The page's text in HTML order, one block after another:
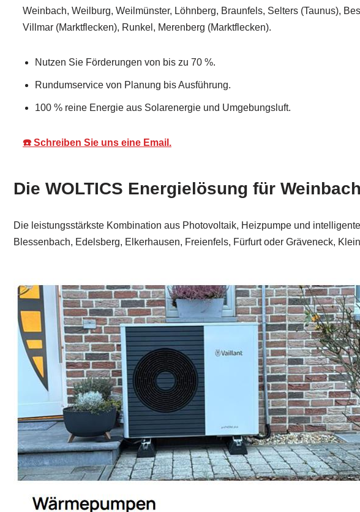
Weinbach, Weilburg, Weilmünster, Löhnberg, Braunfels, Selters (Taunus),
Villmar (Marktflecken), Runkel, Merenberg (Marktflecken).
Nutzen Sie Förderungen von bis zu 70 %.
Rundumservice von Planung bis Ausführung.
100 % reine Energie aus Solarenergie und Umgebungsluft.
☎️ Schreiben Sie uns eine Email.
Die WOLTICS Energielösung für Weinbach
Die leistungsstärkste Kombination aus Photovoltaik, Heizpumpe und
Blessenbach, Edelsberg, Elkerhausen, Freienfels, Fürfurt oder Gräveneck,